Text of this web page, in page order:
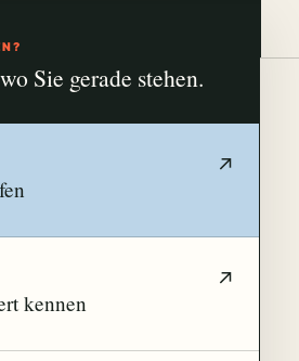
Sie gerade stehen.
kennen